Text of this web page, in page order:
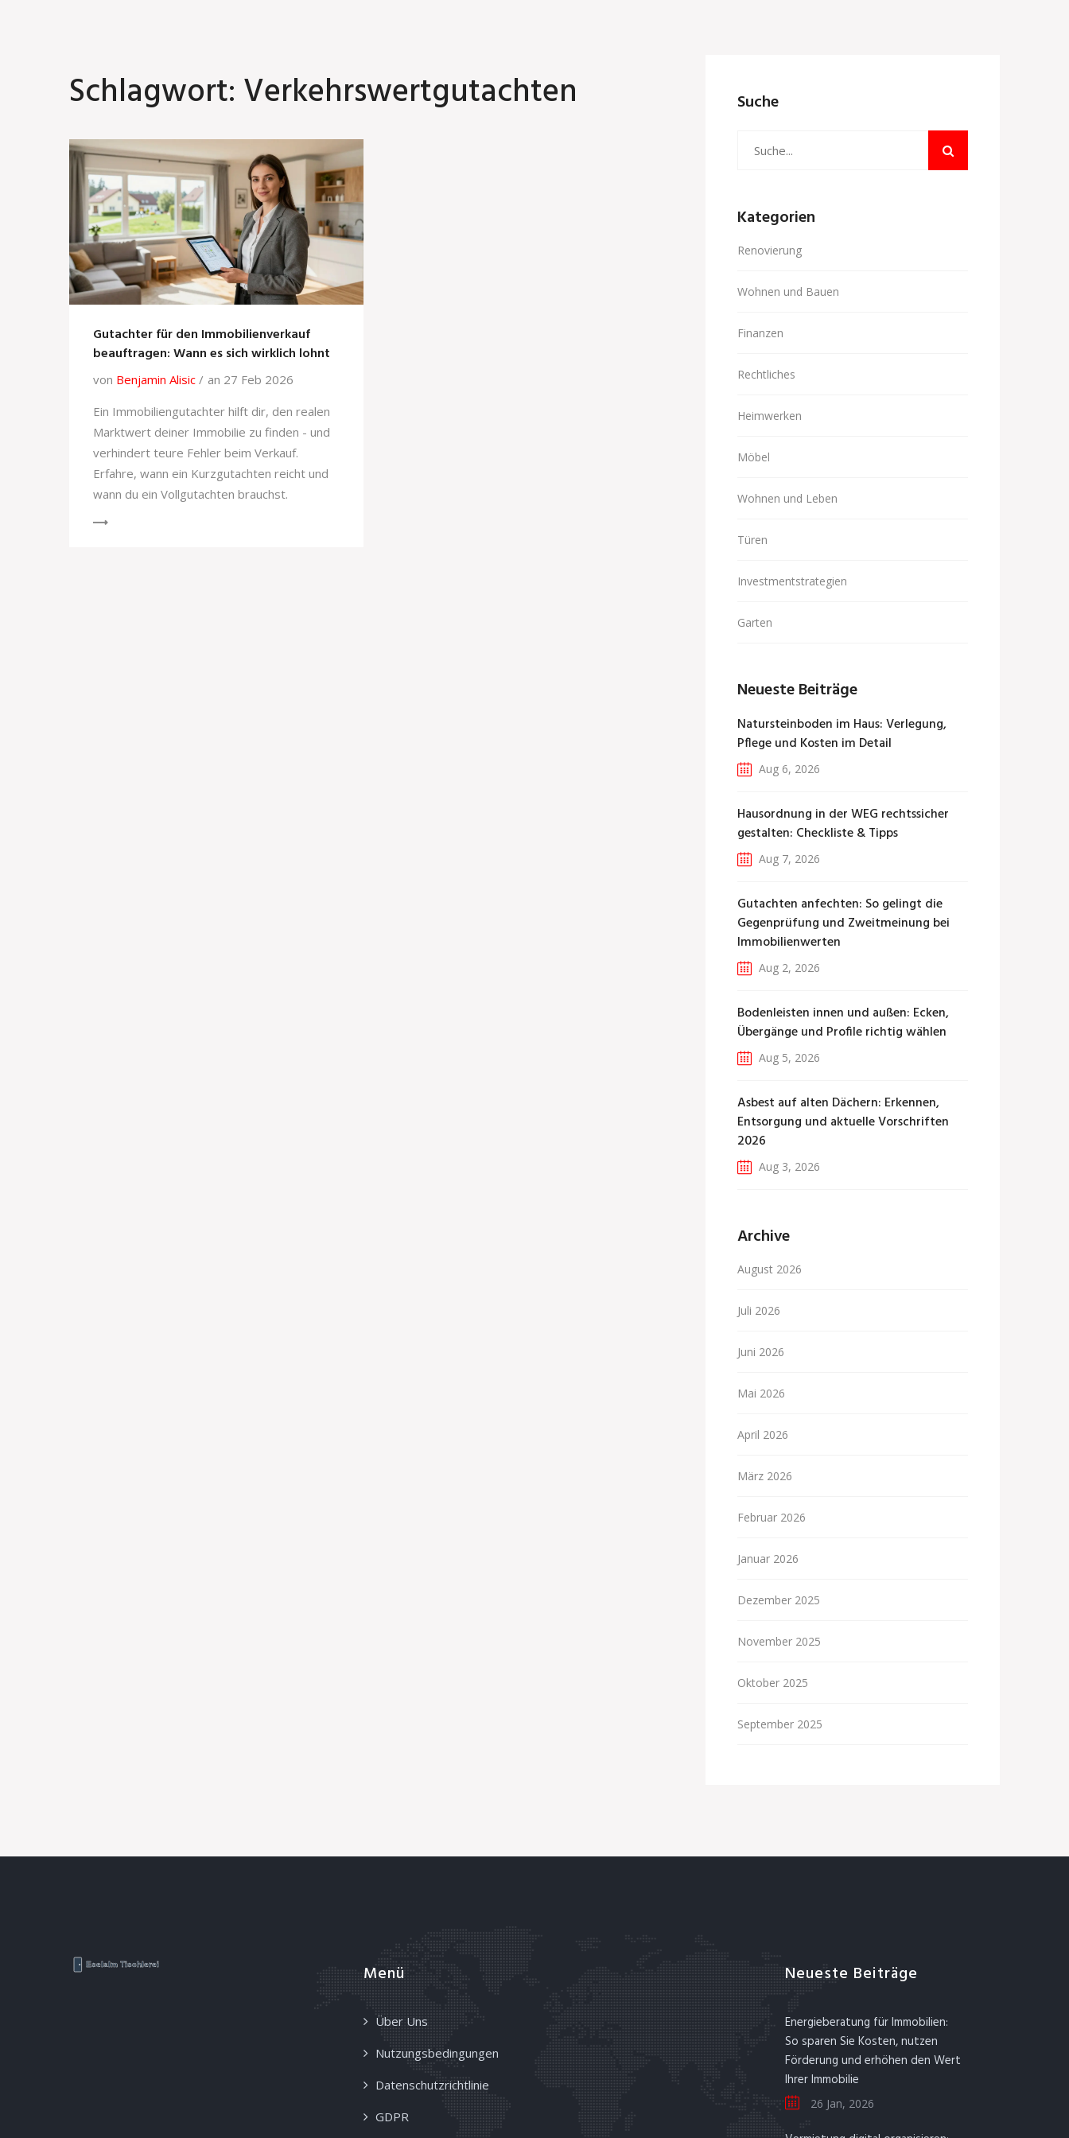
Schlagwort: Verkehrswertgutachten
Gutachter für den Immobilienverkauf
beauftragen: Wann es sich wirklich lohnt
von Benjamin Alisic
an 27 Feb 2026
Ein Immobiliengutachter hilft dir, den realen
Marktwert deiner Immobilie zu finden - und
verhindert teure Fehler beim Verkauf.
Erfahre, wann ein Kurzgutachten reicht und
wann du ein Vollgutachten brauchst.
Suche
Kategorien
Renovierung
Wohnen und Bauen
Finanzen
Rechtliches
Heimwerken
Möbel
Wohnen und Leben
Türen
Investmentstrategien
Garten
Neueste Beiträge
Natursteinboden im Haus: Verlegung,
Pflege und Kosten im Detail
Aug 6, 2026
Hausordnung in der WEG rechtssicher
gestalten: Checkliste & Tipps
Aug 7, 2026
Gutachten anfechten: So gelingt die
Gegenprüfung und Zweitmeinung bei
Immobilienwerten
Aug 2, 2026
Bodenleisten innen und außen: Ecken,
Übergänge und Profile richtig wählen
Aug 5, 2026
Asbest auf alten Dächern: Erkennen,
Entsorgung und aktuelle Vorschriften
2026
Aug 3, 2026
Archive
August 2026
Juli 2026
Juni 2026
Mai 2026
April 2026
März 2026
Februar 2026
Januar 2026
Dezember 2025
November 2025
Oktober 2025
September 2025
Menü
Über Uns
Nutzungsbedingungen
Datenschutzrichtlinie
GDPR
Neueste Beiträge
Energieberatung für Immobilien:
So sparen Sie Kosten, nutzen
Förderung und erhöhen den Wert
Ihrer Immobilie
26 Jan, 2026